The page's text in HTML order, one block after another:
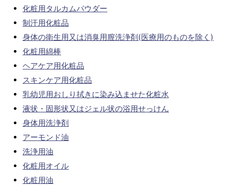
化粧用タルカムパウダー
制汗用化粧品
身体の衛生用又は消臭用膣洗浄剤(医療用のものを除く)
化粧用綿棒
ヘアケア用化粧品
スキンケア用化粧品
乳幼児用おしり拭きに染み込ませた化粧水
液状・固形状又はジェル状の浴用せっけん
身体用洗浄剤
アーモンド油
洗浄用油
化粧用オイル
化粧用油